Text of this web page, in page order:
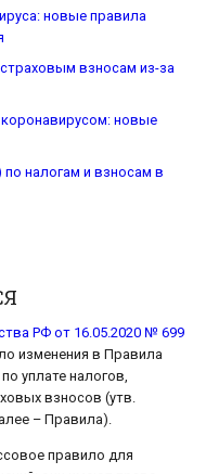
новые правила
взносам из-за
новые
по налогам и взносам в
РФ от 16.05.2020 № 699
изменения в Правила
уплате налогов,
взносов (утв.
– Правила).
правило для